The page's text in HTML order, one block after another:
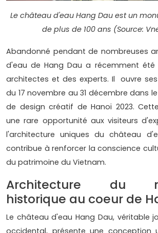
Le château d'eau Hang Dau est un
de plus de 100 ans (Source:
Abandonné pendant de nombreuses
d'eau de Hang Dau a récemment été
architectes et des experts. Il ouvre
du 17 novembre au 31 décembre dans
de design créatif de Hanoï 2023.
une rare opportunité aux visiteurs
l'architecture uniques du château
contribue à renforcer la conscience
du patrimoine du Vietnam.
Architecture du
historique au coeur de
Le château d'eau Hang Dau, véritable
occidental, présente une conception